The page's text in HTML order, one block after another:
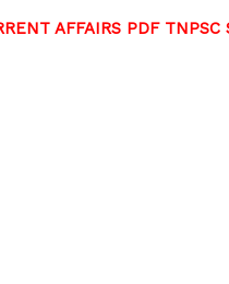
AFFAIRS PDF TNPSC